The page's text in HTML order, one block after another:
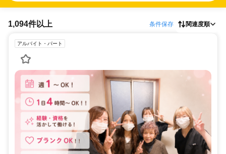
1,094件以上 条件保存 関連度順
アルバイト・パート